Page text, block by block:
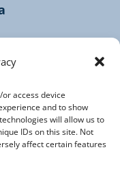
access device
and to show
will allow us to
IDs on this site. Not
affect certain features